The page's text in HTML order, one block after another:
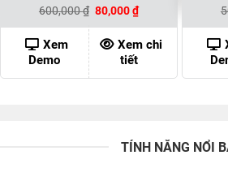
600,000₫ Giá
gốc
là:
600,000 ₫.
80,000₫Giá
hiện
tại
là:
80,000 ₫.
Xem
Demo
Xem chi
tiết
TÍNH NĂNG NỔI